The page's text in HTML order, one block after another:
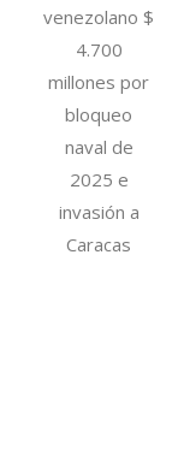
venezolano $
4.700
millones por
bloqueo
naval de
2025 e
invasión a
Caracas